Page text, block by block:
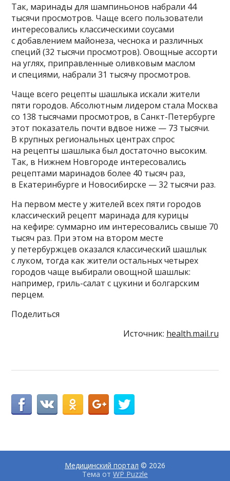
Так, маринады для шампиньонов набрали 44
тысячи просмотров. Чаще всего пользователи
интересовались классическими соусами
с добавлением майонеза, чеснока и различных
специй (32 тысячи просмотров). Овощные ассорти
на углях, приправленные оливковым маслом
и специями, набрали 31 тысячу просмотров.
Чаще всего рецепты шашлыка искали жители
пяти городов. Абсолютным лидером стала Москва
со 138 тысячами просмотров, в Санкт-Петербурге
этот показатель почти вдвое ниже — 73 тысячи.
В крупных региональных центрах спрос
на рецепты шашлыка был достаточно высоким.
Так, в Нижнем Новгороде интересовались
рецептами маринадов более 40 тысяч раз,
в Екатеринбурге и Новосибирске — 32 тысячи раз.
На первом месте у жителей всех пяти городов
классический рецепт маринада для курицы
на кефире: суммарно им интересовались свыше 70
тысяч раз. При этом на втором месте
у петербуржцев оказался классический шашлык
с луком, тогда как жители остальных четырех
городов чаще выбирали овощной шашлык:
например, гриль-салат с цукини и болгарским
перцем.
Поделиться
Источник: health.mail.ru
Медицинский портал © 2026
Тема от WP Puzzle